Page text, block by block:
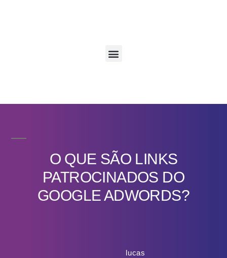
O QUE SÃO LINKS
PATROCINADOS DO
GOOGLE ADWORDS?
lucas